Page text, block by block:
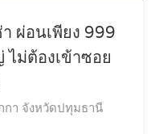
ผ่อนเพียง 999
ม่ต้องเข้าซอย
กา จังหวัดปทุมธานี